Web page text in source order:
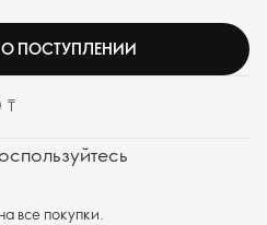
ПОСТУПЛЕНИИ
₸
все покупки.